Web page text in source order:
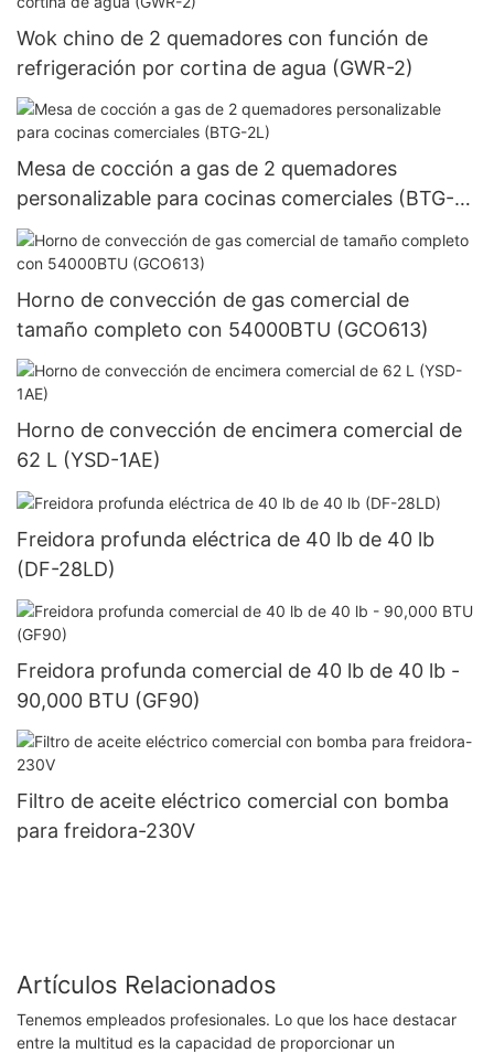
Wok chino de 2 quemadores con función de
refrigeración por cortina de agua (GWR-2)
Mesa de cocción a gas de 2 quemadores
personalizable para cocinas comerciales (BTG-
2L)
Horno de convección de gas comercial de
tamaño completo con 54000BTU (GCO613)
Horno de convección de encimera comercial de
62 L (YSD-1AE)
Freidora profunda eléctrica de 40 lb de 40 lb
(DF-28LD)
Freidora profunda comercial de 40 lb de 40 lb -
90,000 BTU (GF90)
Filtro de aceite eléctrico comercial con bomba
para freidora-230V
Artículos Relacionados
Tenemos empleados profesionales. Lo que los hace destacar
entre la multitud es la capacidad de proporcionar un